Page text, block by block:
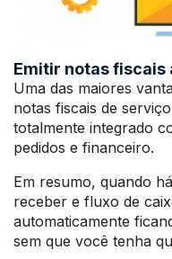
Emitir notas fiscais
Uma das maiores
notas fiscais de
totalmente integrado
pedidos e financeiro.
Em resumo, quando
receber e fluxo de
automaticamente
sem que você tenha